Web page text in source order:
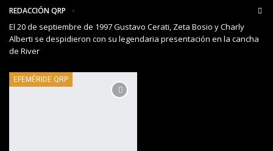
REDACCIÓN QRP
El 20 de septiembre de 1997 Gustavo Cerati, Zeta Bosio y Charly
Alberti se despidieron con su legendaria presentación en la cancha
de River
EFEMÉRIDE QRP